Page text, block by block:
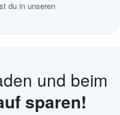
du in unseren
und beim
sparen!